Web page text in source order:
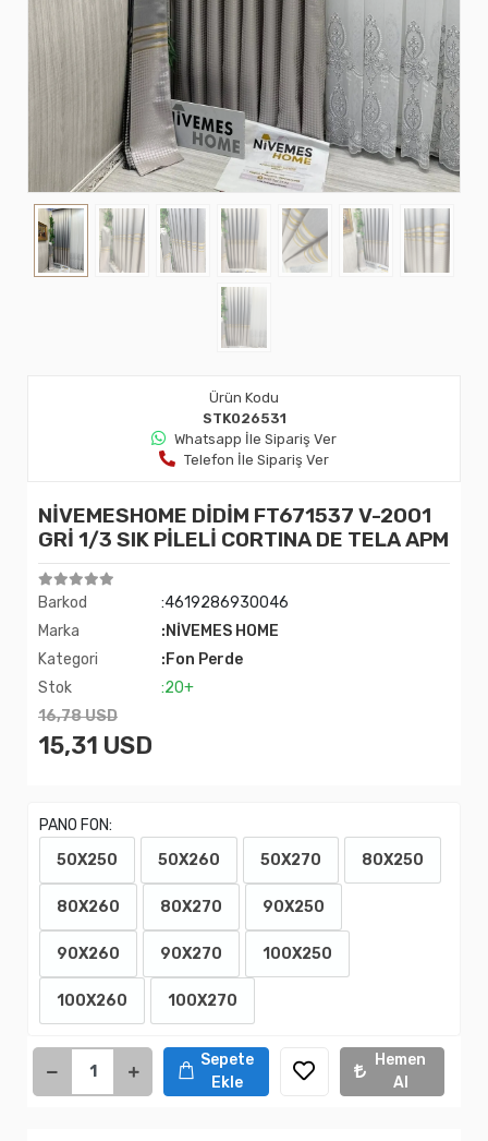
Ürün Kodu
STK026531
Whatsapp İle Sipariş Ver
Telefon İle Sipariş Ver
NİVEMESHOME DİDİM FT671537 V-2001
GRİ 1/3 SIK PİLELİ CORTINA DE TELA APM
Barkod
:4619286930046
Marka
:NİVEMES HOME
Kategori
:Fon Perde
Stok
:20+
16,78 USD
15,31 USD
PANO FON:
50X250
50X260 50X270 80X250
80X260 80X270 90X250
90X260 90X270 100X250
100X260 100X270
Sepete
Ekle
Hemen
Al